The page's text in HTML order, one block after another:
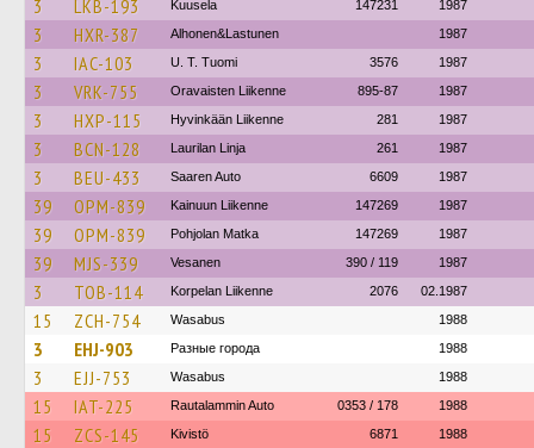
3 LKB-193 Kuusela 147231 1987
3 HXR-387 Alhonen&Lastunen 1987
3 IAC-103 U. T. Tuomi 3576 1987
3 VRK-755 Oravaisten Liikenne 895-87 1987
3 HXP-115 Hyvinkään Liikenne 281 1987
3 BCN-128 Laurilan Linja 261 1987
3 BEU-433 Saaren Auto 6609 1987
39 OPM-839 Kainuun Liikenne 147269 1987
39 OPM-839 Pohjolan Matka 147269 1987
39 MJS-339 Vesanen 390 / 119 1987
3 TOB-114 Korpelan Liikenne 2076 02.1987
15 ZCH-754 Wasabus 1988
3 EHJ-903 Разные города 1988
3 EJJ-753 Wasabus 1988
15 IAT-225 Rautalammin Auto 0353 / 178 1988
15 ZCS-145 Kivistö 6871 1988